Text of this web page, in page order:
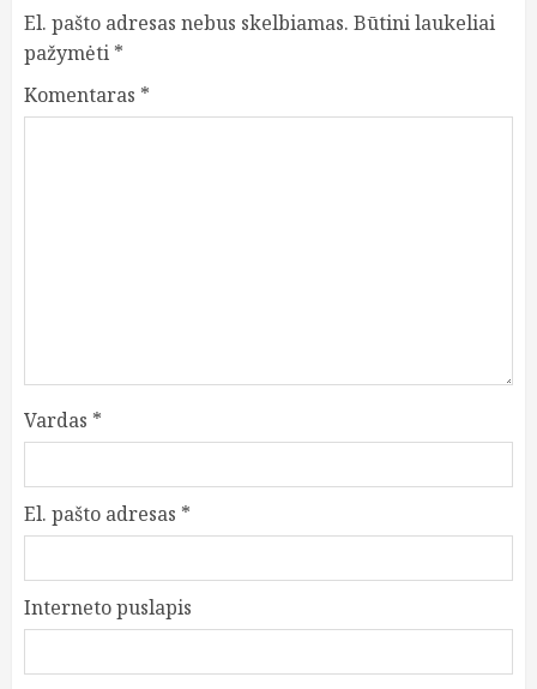
El. pašto adresas nebus skelbiamas. Būtini laukeliai
pažymėti *
Komentaras *
Vardas *
El. pašto adresas *
Interneto puslapis